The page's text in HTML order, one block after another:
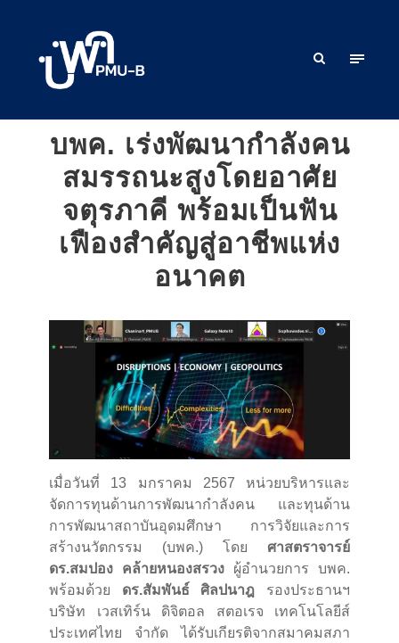
บพค. เร่งพัฒนากำลังคน
สมรรถนะสูงโดยอาศัย
จตุรภาคี พร้อมเป็นฟัน
เฟืองสำคัญสู่อาชีพแห่ง
อนาคต
เมื่อวันที่ 13 มกราคม 2567 หน่วยบริหารและ
จัดการทุนด้านการพัฒนากำลังคน และทุนด้าน
การพัฒนาสถาบันอุดมศึกษา การวิจัยและการ
สร้างนวัตกรรม (บพค.) โดย ศาสตราจารย์
ดร.สมปอง คล้ายหนองสรวง ผู้อำนวยการ บพค.
พร้อมด้วย ดร.สัมพันธ์ ศิลปนาฎ รองประธานฯ
บริษัท เวสเทิร์น ดิจิตอล สตอเรจ เทคโนโลยีส์
ประเทศไทย จำกัด ได้รับเกียรติจากสมาคมสภา